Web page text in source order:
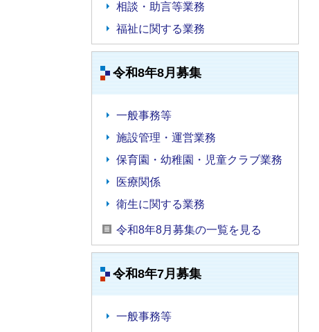
相談・助言等業務
福祉に関する業務
令和8年8月募集
一般事務等
施設管理・運営業務
保育園・幼稚園・児童クラブ業務
医療関係
衛生に関する業務
令和8年8月募集の一覧を見る
令和8年7月募集
一般事務等